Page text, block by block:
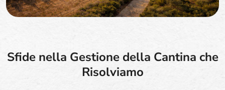
Sfide nella Gestione della Cantina che
Risolviamo